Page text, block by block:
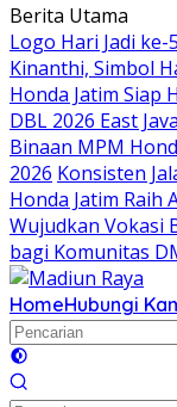
Langsung
ke
konten
Berita Utama
Logo Hari Jadi
Kinanthi, Simbol
Honda Jatim Siap
DBL 2026 East
Binaan MPM
2026 Konsisten
Honda Jatim Raih
Wujudkan Vokasi
bagi Komunitas
HomeHubungi